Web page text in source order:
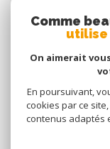
Google Chrome
Internet
Opera
Edge
Comme
utilise
On aimerait
En poursuivant,
cookies par ce
contenus adaptés